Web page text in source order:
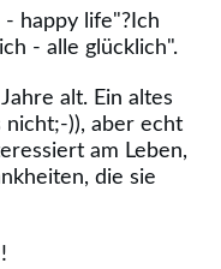
happy life"?Ich
- alle glücklich".
alt. Ein altes
nicht;-)), aber echt
am Leben,
die sie
!